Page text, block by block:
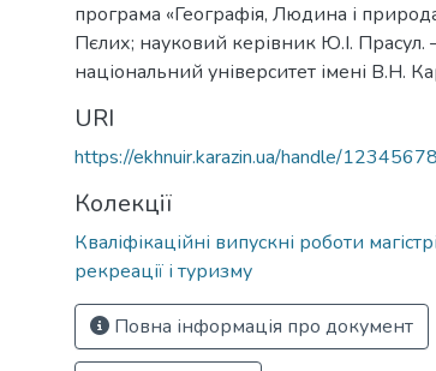
програма «Географія, Людина і
Пєлих; науковий керівник Ю.І. Прасул.
національний університет імені В.Н.
URI
https://ekhnuir.karazin.ua/handle/
Колекції
Кваліфікаційні випускні роботи
рекреації і туризму
Повна інформація про документ